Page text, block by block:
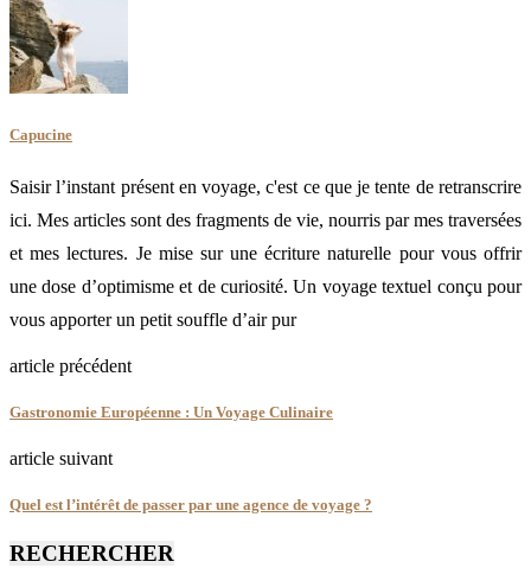
Capucine
Saisir l’instant présent en voyage, c'est ce que je tente de retranscrire
ici. Mes articles sont des fragments de vie, nourris par mes traversées
et mes lectures. Je mise sur une écriture naturelle pour vous offrir
une dose d’optimisme et de curiosité. Un voyage textuel conçu pour
vous apporter un petit souffle d’air pur
article précédent
Gastronomie Européenne : Un Voyage Culinaire
article suivant
Quel est l’intérêt de passer par une agence de voyage ?
RECHERCHER